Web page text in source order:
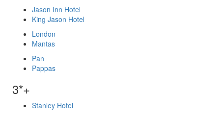
Jason Inn Hotel
King Jason Hotel
London
Mantas
Pan
Pappas
3*+
Stanley Hotel